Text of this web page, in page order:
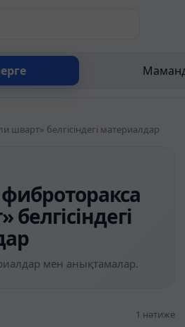
белгісіндегі материалдар
мен анықтамалар.
1 нәтиже